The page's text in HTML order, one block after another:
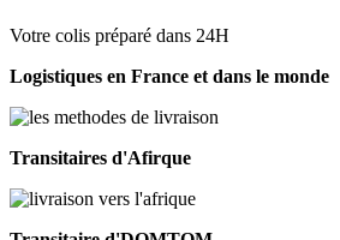
Votre colis préparé dans 24H
Logistiques en France et dans le monde
Transitaires d'Afirque